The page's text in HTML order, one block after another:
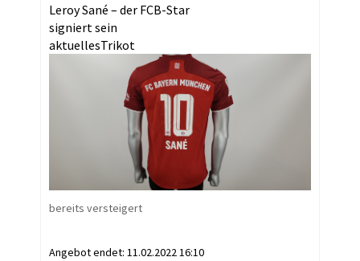
Leroy Sané – der FCB-Star
signiert sein
aktuellesTrikot
bereits versteigert
Angebot endet: 11.02.2022 16:10